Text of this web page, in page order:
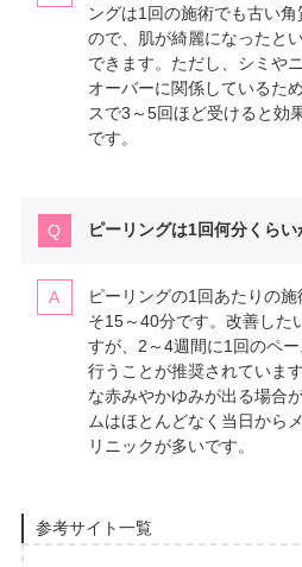
ングは1回の施術でも古い
ので、肌が綺麗になったと
できます。ただし、シミや
オーバーに関係しているた
スで3～5回ほど受けると効
です。
ピーリングは1回何分くらい
ピーリングの1回あたりの
そ15～40分です。改善した
すが、2～4週間に1回のペ
行うことが推奨されていま
な赤みやかゆみが出る場合
ムはほとんどなく当日から
リニックが多いです。
参考サイト一覧